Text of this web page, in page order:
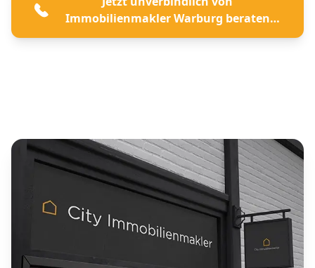
Immobilienmakler Warburg beraten
lassen